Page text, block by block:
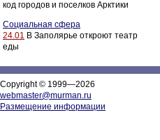
код городов и поселков Арктики
Социальная сфера
24.01 В Заполярье откроют театр
еды
Copyright © 1999—2026
webmaster@murman.ru
Размещение информации